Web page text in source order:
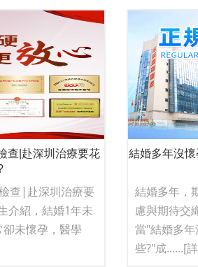
查|赴深圳治療要花
查|赴深圳治療要
介紹，結婚1年未
未懷孕，醫學
結婚多年沒
結婚多年，
慮與期待交
當"結婚多
些?"成......[